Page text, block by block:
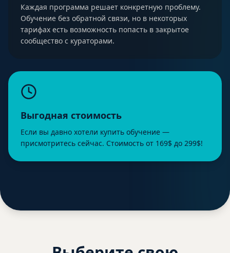
Каждая программа решает конкретную проблему.
Обучение без обратной связи, но в некоторых
тарифах есть возможность попасть в закрытое
сообщество с кураторами.
Выгодная стоимость
Если вы давно хотели купить обучение —
присмотритесь сейчас. Стоимость от 169$ до 299$!